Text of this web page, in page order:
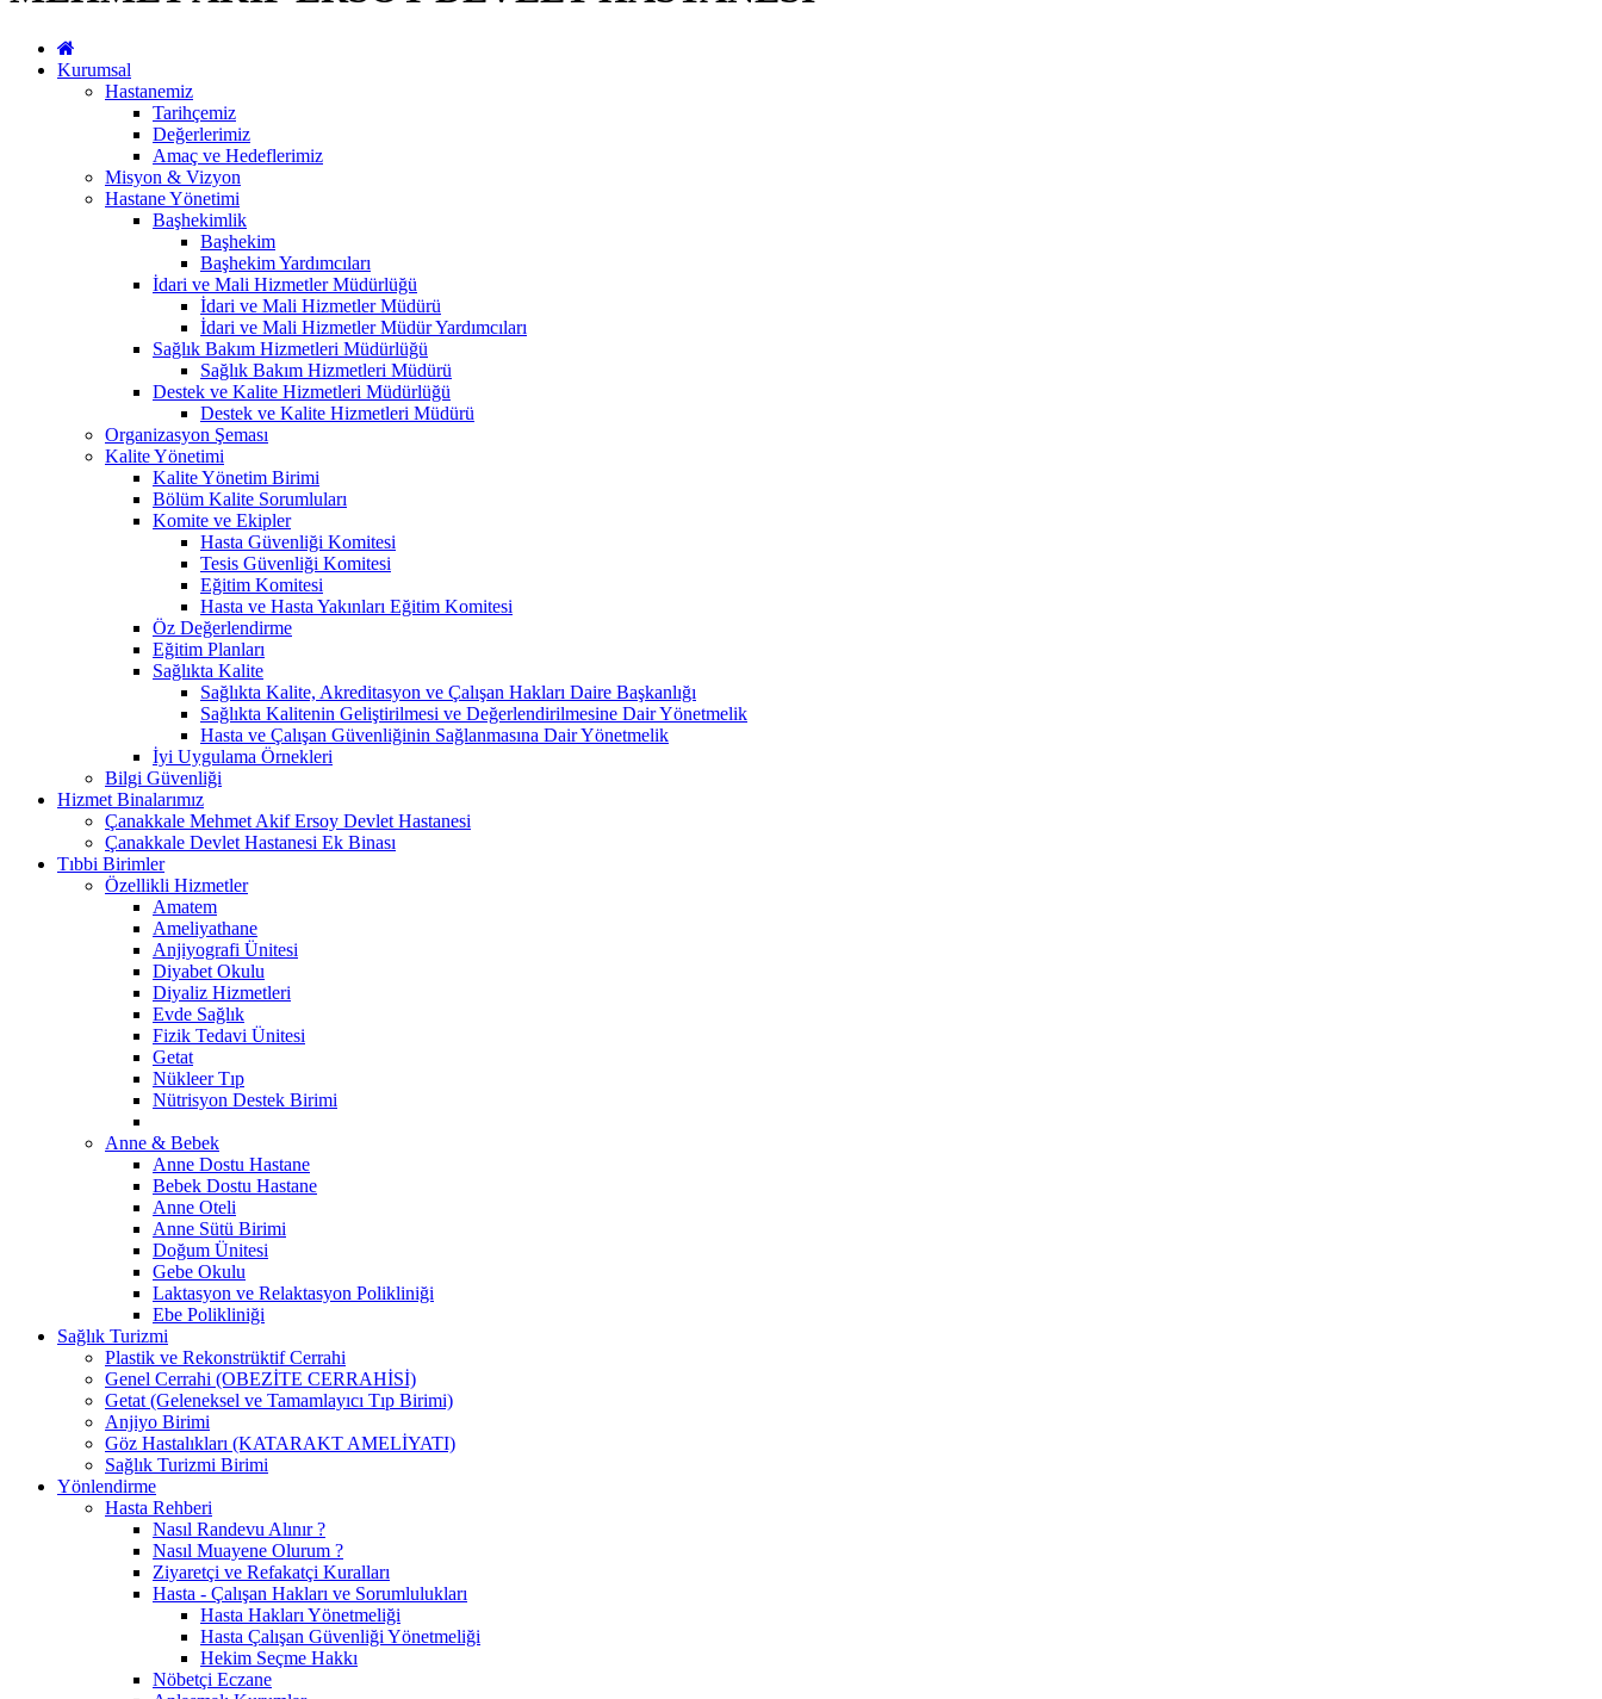
Kurumsal
Hastanemiz
Tarihçemiz
Değerlerimiz
Amaç ve Hedeflerimiz
Misyon & Vizyon
Hastane Yönetimi
Başhekimlik
Başhekim
Başhekim Yardımcıları
İdari ve Mali Hizmetler Müdürlüğü
İdari ve Mali Hizmetler Müdürü
İdari ve Mali Hizmetler Müdür Yardımcıları
Sağlık Bakım Hizmetleri Müdürlüğü
Sağlık Bakım Hizmetleri Müdürü
Destek ve Kalite Hizmetleri Müdürlüğü
Destek ve Kalite Hizmetleri Müdürü
Organizasyon Şeması
Kalite Yönetimi
Kalite Yönetim Birimi
Bölüm Kalite Sorumluları
Komite ve Ekipler
Hasta Güvenliği Komitesi
Tesis Güvenliği Komitesi
Eğitim Komitesi
Hasta ve Hasta Yakınları Eğitim Komitesi
Öz Değerlendirme
Eğitim Planları
Sağlıkta Kalite
Sağlıkta Kalite, Akreditasyon ve Çalışan Hakları Daire Başkanlığı
Sağlıkta Kalitenin Geliştirilmesi ve Değerlendirilmesine Dair Yönetmelik
Hasta ve Çalışan Güvenliğinin Sağlanmasına Dair Yönetmelik
İyi Uygulama Örnekleri
Bilgi Güvenliği
Hizmet Binalarımız
Çanakkale Mehmet Akif Ersoy Devlet Hastanesi
Çanakkale Devlet Hastanesi Ek Binası
Tıbbi Birimler
Özellikli Hizmetler
Amatem
Ameliyathane
Anjiyografi Ünitesi
Diyabet Okulu
Diyaliz Hizmetleri
Evde Sağlık
Fizik Tedavi Ünitesi
Getat
Nükleer Tıp
Nütrisyon Destek Birimi
Anne & Bebek
Anne Dostu Hastane
Bebek Dostu Hastane
Anne Oteli
Anne Sütü Birimi
Doğum Ünitesi
Gebe Okulu
Laktasyon ve Relaktasyon Polikliniği
Ebe Polikliniği
Sağlık Turizmi
Plastik ve Rekonstrüktif Cerrahi
Genel Cerrahi (OBEZİTE CERRAHİSİ)
Getat (Geleneksel ve Tamamlayıcı Tıp Birimi)
Anjiyo Birimi
Göz Hastalıkları (KATARAKT AMELİYATI)
Sağlık Turizmi Birimi
Yönlendirme
Hasta Rehberi
Nasıl Randevu Alınır ?
Nasıl Muayene Olurum ?
Ziyaretçi ve Refakatçi Kuralları
Hasta - Çalışan Hakları ve Sorumlulukları
Hasta Hakları Yönetmeliği
Hasta Çalışan Güvenliği Yönetmeliği
Hekim Seçme Hakkı
Nöbetçi Eczane